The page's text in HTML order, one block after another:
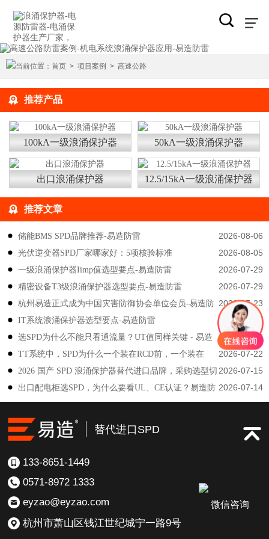
当前位置： 首页 > 项目案例 > 高速公路
推荐产品
100kA一级浪涌保护器 50kA一级浪涌保护器
出口浪涌保护器 12.5/15kA一级浪涌保护器
推荐文章
2026-08-06
储能BMS SPD品牌推荐-易造防雷
2026-08-05
光伏逆变器SPD厂家哪家好：5项核验标准
2026-07-29
一级浪涌保护器Iimp值选型要点-易造防雷
2026-07-29
精密设备T3级浪涌保护器选型要点-易造防雷
2026-07-23
杭州易造正式成为中国灾害防御协会单位会员-易造防
雷
2026-07-23
IT系统浪涌保护器选型要点-易造防雷
2026-07-23
选SPD为什么不能只看通流量？UT值同样关键 - 易造
防雷
2026-07-22
TT系统中，SPD为什么一个装在RCD前，一个装在
后？-易造防雷
2026-07-15
2026 国产 SPD 浪涌保护器替代进口品牌，采购选型切
勿只对比价格-易造防雷
2026-07-14
出口配电柜选SPD，为什么要看UL、CE认证？易造防
雷技术解答
替代进口SPD
133-8651-1449
0571-8972 1333
eyzao@eyzao.com
杭州市萧山区钱江世纪城宁一路9号
微信咨询